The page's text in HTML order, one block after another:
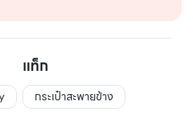
แท็ก
กระเป๋าสะพายข้าง